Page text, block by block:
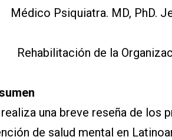
Médico Psiquiatra. MD, PhD.
Rehabilitación de la
realiza una breve reseña de los
de salud mental en